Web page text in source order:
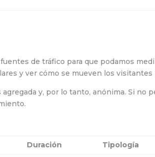
de tráfico para que podamos
y ver cómo se mueven los visitantes
y, por lo tanto, anónima. Si no
Duración Tipología